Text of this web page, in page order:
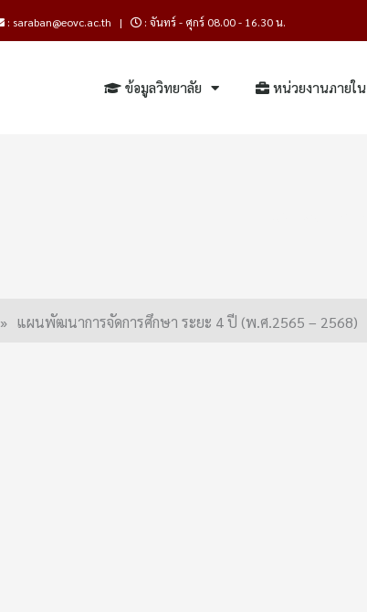
: saraban@eovc.ac.th | : จันทร์ - ศุกร์ 08.00 - 16.30 น.
ข้อมูลวิทยาลัย หน่วยงานภายใน
» แผนพัฒนาการจัดการศึกษา ระยะ 4 ปี (พ.ศ.2565 – 2568)